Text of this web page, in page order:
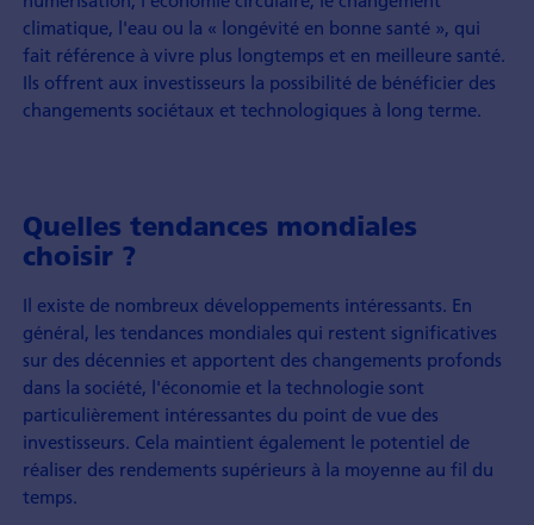
climatique, l'eau ou la « longévité en bonne santé », qui
fait référence à vivre plus longtemps et en meilleure santé.
Ils offrent aux investisseurs la possibilité de bénéficier des
changements sociétaux et technologiques à long terme.
Quelles tendances mondiales
choisir ?
Il existe de nombreux développements intéressants. En
général, les tendances mondiales qui restent significatives
sur des décennies et apportent des changements profonds
dans la société, l'économie et la technologie sont
particulièrement intéressantes du point de vue des
investisseurs. Cela maintient également le potentiel de
réaliser des rendements supérieurs à la moyenne au fil du
temps.